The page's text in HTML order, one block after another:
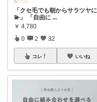
「クセ毛でも朝からサラツヤに
💫」 「自由に ...
￥ 4,780
0 2 32
コレ いいね